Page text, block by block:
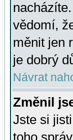
vědomí,
měnit jen
je dobrý
Návrat
Změnil
Jste si
toho